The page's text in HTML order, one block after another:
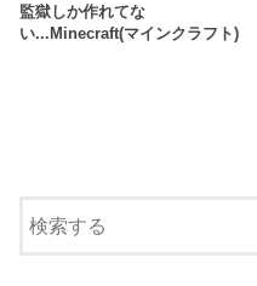
監獄しか作れてな
い...Minecraft(マインクラフト)